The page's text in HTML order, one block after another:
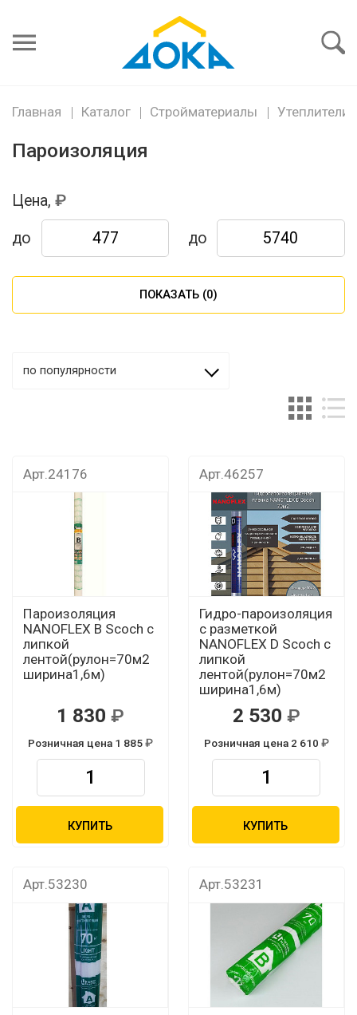
пароль
Главная Каталог Стройматериалы Утеплители
Пароизоляция
Цена,
до до
ПОКАЗАТЬ (0)
по популярности
Арт.24176
Пароизоляция
NANOFLEX B Scoch с
липкой
лентой(рулон=70м2
ширина1,6м)
1 830
Розничная цена 1 885
КУПИТЬ
Арт.46257
Гидро-пароизоляция
с разметкой
NANOFLEX D Scoch с
липкой
лентой(рулон=70м2
ширина1,6м)
2 530
Розничная цена 2 610
КУПИТЬ
Арт.53230 Арт.53231